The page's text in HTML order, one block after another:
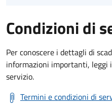
Condizioni di
Per conoscere i dettagli di
informazioni importanti, leggi
servizio.
Termini e condizioni di